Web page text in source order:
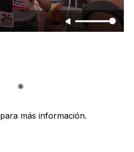
para más información.